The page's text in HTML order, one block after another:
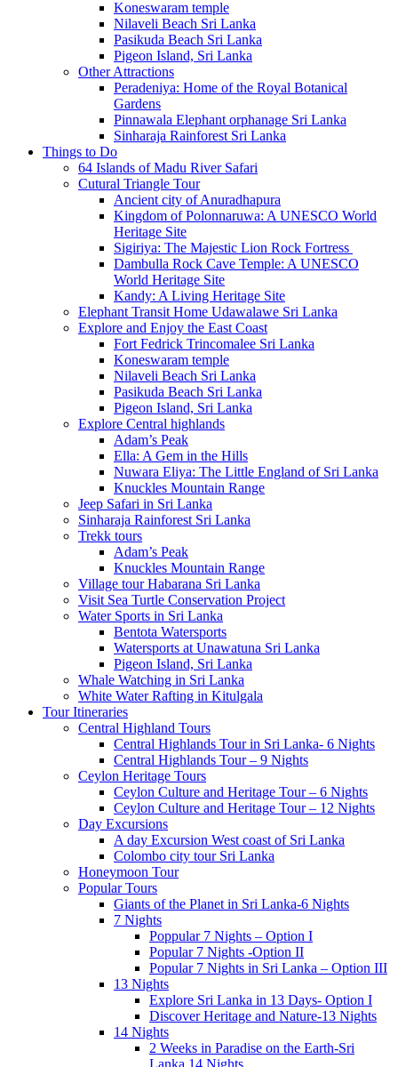
Koneswaram temple
Nilaveli Beach Sri Lanka
Pasikuda Beach Sri Lanka
Pigeon Island, Sri Lanka
Other Attractions
Peradeniya: Home of the Royal Botanical
Gardens
Pinnawala Elephant orphanage Sri Lanka
Sinharaja Rainforest Sri Lanka
Things to Do
64 Islands of Madu River Safari
Cutural Triangle Tour
Ancient city of Anuradhapura
Kingdom of Polonnaruwa: A UNESCO World
Heritage Site
Sigiriya: The Majestic Lion Rock Fortress
Dambulla Rock Cave Temple: A UNESCO
World Heritage Site
Kandy: A Living Heritage Site
Elephant Transit Home Udawalawe Sri Lanka
Explore and Enjoy the East Coast
Fort Fedrick Trincomalee Sri Lanka
Koneswaram temple
Nilaveli Beach Sri Lanka
Pasikuda Beach Sri Lanka
Pigeon Island, Sri Lanka
Explore Central highlands
Adam’s Peak
Ella: A Gem in the Hills
Nuwara Eliya: The Little England of Sri Lanka
Knuckles Mountain Range
Jeep Safari in Sri Lanka
Sinharaja Rainforest Sri Lanka
Trekk tours
Adam’s Peak
Knuckles Mountain Range
Village tour Habarana Sri Lanka
Visit Sea Turtle Conservation Project
Water Sports in Sri Lanka
Bentota Watersports
Watersports at Unawatuna Sri Lanka
Pigeon Island, Sri Lanka
Whale Watching in Sri Lanka
White Water Rafting in Kitulgala
Tour Itineraries
Central Highland Tours
Central Highlands Tour in Sri Lanka- 6 Nights
Central Highlands Tour – 9 Nights
Ceylon Heritage Tours
Ceylon Culture and Heritage Tour – 6 Nights
Ceylon Culture and Heritage Tour – 12 Nights
Day Excursions
A day Excursion West coast of Sri Lanka
Colombo city tour Sri Lanka
Honeymoon Tour
Popular Tours
Giants of the Planet in Sri Lanka-6 Nights
7 Nights
Poppular 7 Nights – Option I
Popular 7 Nights -Option II
Popular 7 Nights in Sri Lanka – Option III
13 Nights
Explore Sri Lanka in 13 Days- Option I
Discover Heritage and Nature-13 Nights
14 Nights
2 Weeks in Paradise on the Earth-Sri
Lanka 14 Nights